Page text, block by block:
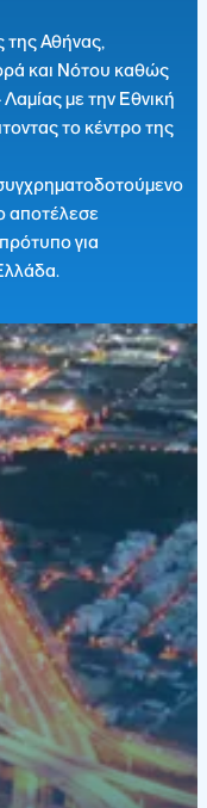
της Αθήνας,
και Νότου καθώς
με την Εθνική
το κέντρο της
αποτέλεσε
για